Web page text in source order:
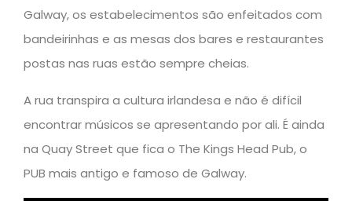
Galway, os estabelecimentos são enfeitados com
bandeirinhas e as mesas dos bares e restaurantes
postas nas ruas estão sempre cheias.
A rua transpira a cultura irlandesa e não é difícil
encontrar músicos se apresentando por ali. É ainda
na Quay Street que fica o The Kings Head Pub, o
PUB mais antigo e famoso de Galway.